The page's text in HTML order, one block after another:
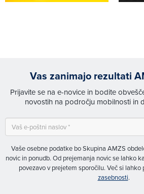
Vas zanimajo rezultati
Prijavite se na e-novice in bodite
novostih na področju mobilnosti in
Vaše osebne podatke bo Skupina AMZS
novic in ponudb. Od prejemanja novic se lahko
povezavo v prejetem sporočilu. Več si lahko
zasebnosti.